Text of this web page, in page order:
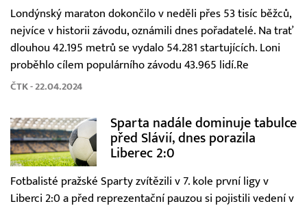
Londýnský maraton dokončilo v neděli přes 53 tisíc běžců,
nejvíce v historii závodu, oznámili dnes pořadatelé. Na trať
dlouhou 42.195 metrů se vydalo 54.281 startujících. Loni
proběhlo cílem populárního závodu 43.965 lidí.Re
ČTK - 22.04.2024
Sparta nadále dominuje tabulce
před Slávií, dnes porazila
Liberec 2:0
Fotbalisté pražské Sparty zvítězili v 7. kole první ligy v
Liberci 2:0 a před reprezentační pauzou si pojistili vedení v